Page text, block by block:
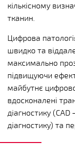
кількісному
тканин.
Цифрова
швидко та
максимально
підвищуючи
майбутнє
вдосконалені
діагностику (CAD
діагностику) та